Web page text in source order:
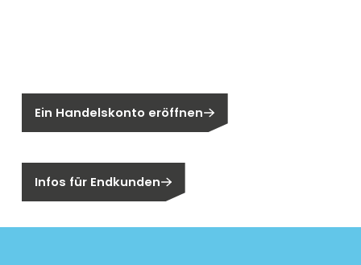
Ein Handelskonto eröffnen
Infos für Endkunden